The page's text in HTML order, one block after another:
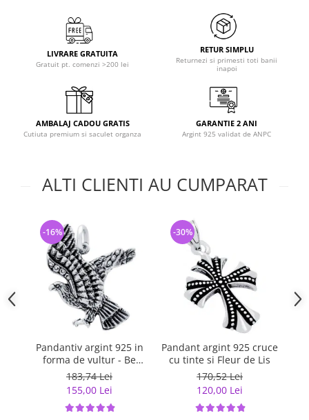
LIVRARE GRATUITA
Gratuit pt. comenzi >200 lei
RETUR SIMPLU
Returnezi si primesti toti banii
inapoi
AMBALAJ CADOU GRATIS
Cutiuta premium si saculet organza
GARANTIE 2 ANI
Argint 925 validat de ANPC
ALTI CLIENTI AU CUMPARAT
Pandantiv argint 925 in
forma de vultur - Be
Daring
183,74 Lei
155,00 Lei
-16%
Pandant argint 925 cruce
cu tinte si Fleur de Lis
170,52 Lei
120,00 Lei
-30%